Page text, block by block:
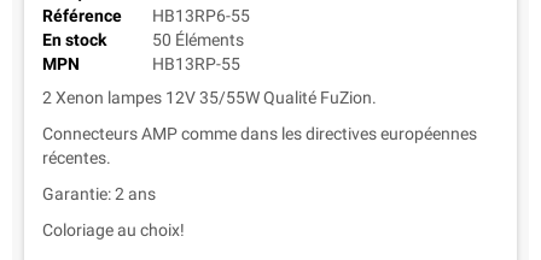
Référence
HB13RP6-55
En stock
50 Éléments
MPN
HB13RP-55
2 Xenon lampes 12V 35/55W Qualité FuZion.
Connecteurs AMP comme dans les directives européennes
récentes.
Garantie: 2 ans
Coloriage au choix!